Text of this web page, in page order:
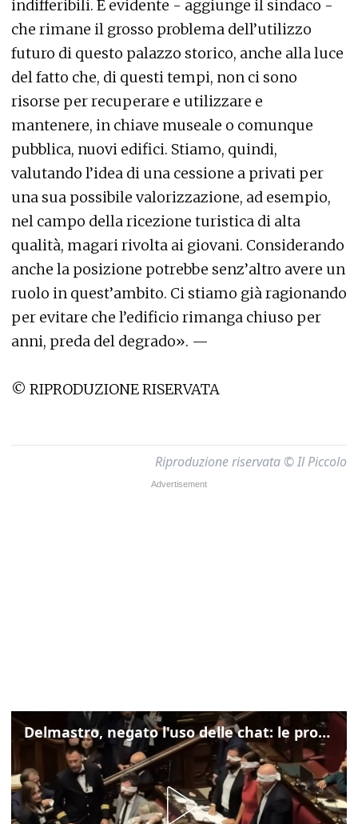
indifferibili. È evidente - aggiunge il sindaco -
che rimane il grosso problema dell’utilizzo
futuro di questo palazzo storico, anche alla luce
del fatto che, di questi tempi, non ci sono
risorse per recuperare e utilizzare e
mantenere, in chiave museale o comunque
pubblica, nuovi edifici. Stiamo, quindi,
valutando l’idea di una cessione a privati per
una sua possibile valorizzazione, ad esempio,
nel campo della ricezione turistica di alta
qualità, magari rivolta ai giovani. Considerando
anche la posizione potrebbe senz’altro avere un
ruolo in quest’ambito. Ci stiamo già ragionando
per evitare che l’edificio rimanga chiuso per
anni, preda del degrado». —
© RIPRODUZIONE RISERVATA
Riproduzione riservata © Il Piccolo
Delmastro, negato l'uso delle chat: le proteste di Avs e M5s